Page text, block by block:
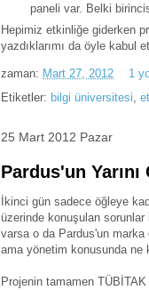
paneli var. Belki
Hepimiz etkinliğe giderken
yazdıklarımı da öyle kabul
zaman: Mart 27, 2012
1
Etiketler: bilgi üniversitesi,
25 Mart 2012 Pazar
Pardus'un Yarını
İkinci gün sadece öğleye
üzerinde konuşulan sorunlar
varsa o da Pardus'un marka
ama yönetim konusunda ne
Projenin tamamen